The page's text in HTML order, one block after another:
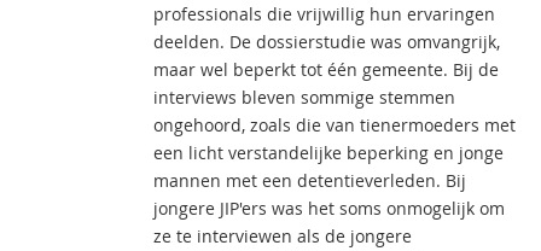
professionals die vrijwillig hun ervaringen
deelden. De dossierstudie was omvangrijk,
maar wel beperkt tot één gemeente. Bij de
interviews bleven sommige stemmen
ongehoord, zoals die van tienermoeders met
een licht verstandelijke beperking en jonge
mannen met een detentieverleden. Bij
jongere JIP'ers was het soms onmogelijk om
ze te interviewen als de jongere